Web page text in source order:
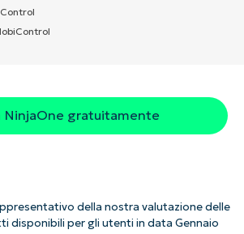
NinjaOne gratuitamente
della nostra valutazione delle
disponibili per gli utenti in data Gennaio